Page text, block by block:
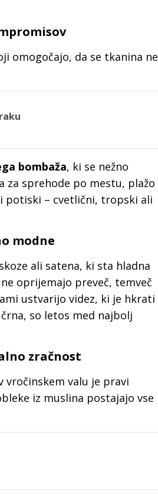
omogočajo, da se tkanina ne
bombaža, ki se nežno
za sprehode po mestu, plažo
potiski – cvetlični, tropski ali
modne
ali satena, ki sta hladna
oprijemajo preveč, temveč
ustvarijo videz, ki je hkrati
so letos med najbolj
zračnost
vročinskem valu je pravi
iz muslina postajajo vse